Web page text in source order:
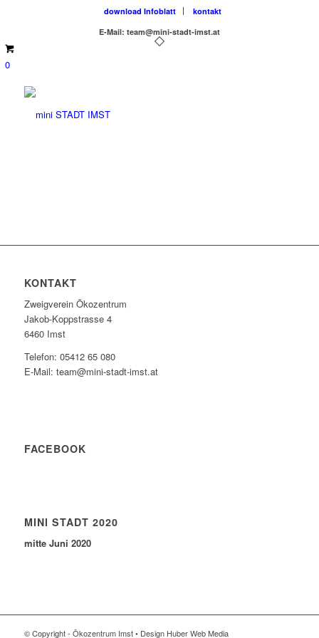
download Infoblatt
kontakt
E-Mail: team@mini-stadt-imst.at
0
KONTAKT
Zweigverein Ökozentrum
Jakob-Koppstrasse 4
6460 Imst
Telefon: 05412 65 080
E-Mail: team@mini-stadt-imst.at
FACEBOOK
MINI STADT 2020
mitte Juni 2020
© Copyright - Ökozentrum Imst • Design Huber Web Media